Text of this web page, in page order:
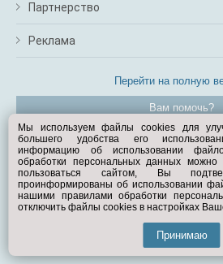
Партнерство
Реклама
Перейти на полную
Вам помочь?
© Exist.ru
Мы используем файлы cookies для
большего удобства его
информацию об использовании
обработки персональных данных
пользоваться сайтом, Вы
проинформированы об использовании
нашими правилами обработки
отключить файлы cookies в настройках
Принимаю